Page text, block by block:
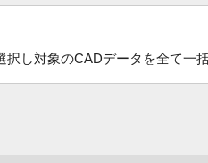
し対象のCADデータを全て一